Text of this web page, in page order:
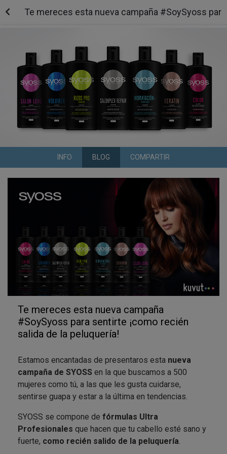
Te mereces esta nueva campaña #SoySyoss
INFO BLOG COMPARTIR
Te mereces esta nueva campaña
#SoySyoss para sentirte ¡como recién
salida de la peluquería!
Estamos encantadas de presentaros esta nueva
campaña de SYOSS en la que buscamos a 500
mujeres como tú, a las que les gusta cuidarse,
sentirse guapa y estar a la última en tendencias.
SYOSS se compone de fórmulas Ultra
Profesionales que hacen que tu cabello esté sano y
fuerte, como recién salido de la peluquería